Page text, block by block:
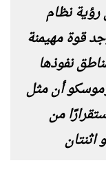
رؤية نظام
قوة مهيمنة
نفوذها
أن مثل
من